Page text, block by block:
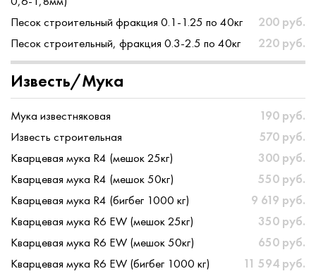
Песок строительный фракция 0.1-1.25 по 40кг
200 руб.
Песок строительный, фракция 0.3-2.5 по 40кг
220 руб.
Известь/Мука
Мука известняковая
190 руб.
Известь строительная
570 руб.
Кварцевая мука R4 (мешок 25кг)
300 руб.
Кварцевая мука R4 (мешок 50кг)
550 руб.
Кварцевая мука R4 (бигбег 1000 кг)
9 619 руб.
Кварцевая мука R6 EW (мешок 25кг)
350 руб.
Кварцевая мука R6 EW (мешок 50кг)
650 руб.
Кварцевая мука R6 EW (бигбег 1000 кг)
11 594 руб.